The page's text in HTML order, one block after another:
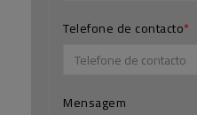
Telefone de contacto
Mensagem